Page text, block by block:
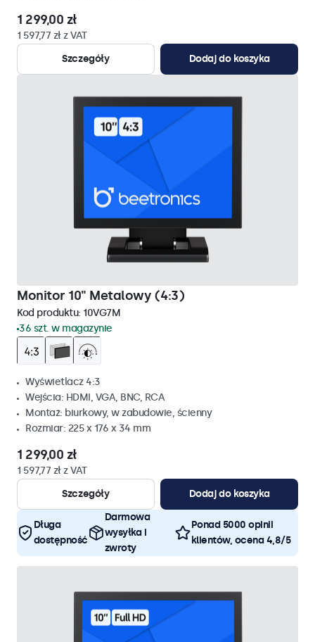
1 299,00 zł
1 597,77 zł z VAT
Szczegóły
Dodaj do koszyka
Monitor 10" Metalowy (4:3)
Kod produktu: 10VG7M
36 szt. w magazynie
Wyświetlacz 4:3
Wejścia: HDMI, VGA, BNC, RCA
Montaż: biurkowy, w zabudowie, ścienny
Rozmiar: 225 x 176 x 34 mm
1 299,00 zł
1 597,77 zł z VAT
Szczegóły
Dodaj do koszyka
Długa
dostępność
Darmowa
wysyłka i
zwroty
Ponad 5000 opinii
klientów, ocena 4,8/5